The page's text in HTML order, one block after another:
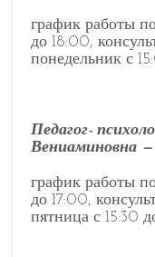
график работы
до 18:00,
понедельник с
Педагог-
Вениаминовна —
график работы
до 17:00,
пятница с 15:30